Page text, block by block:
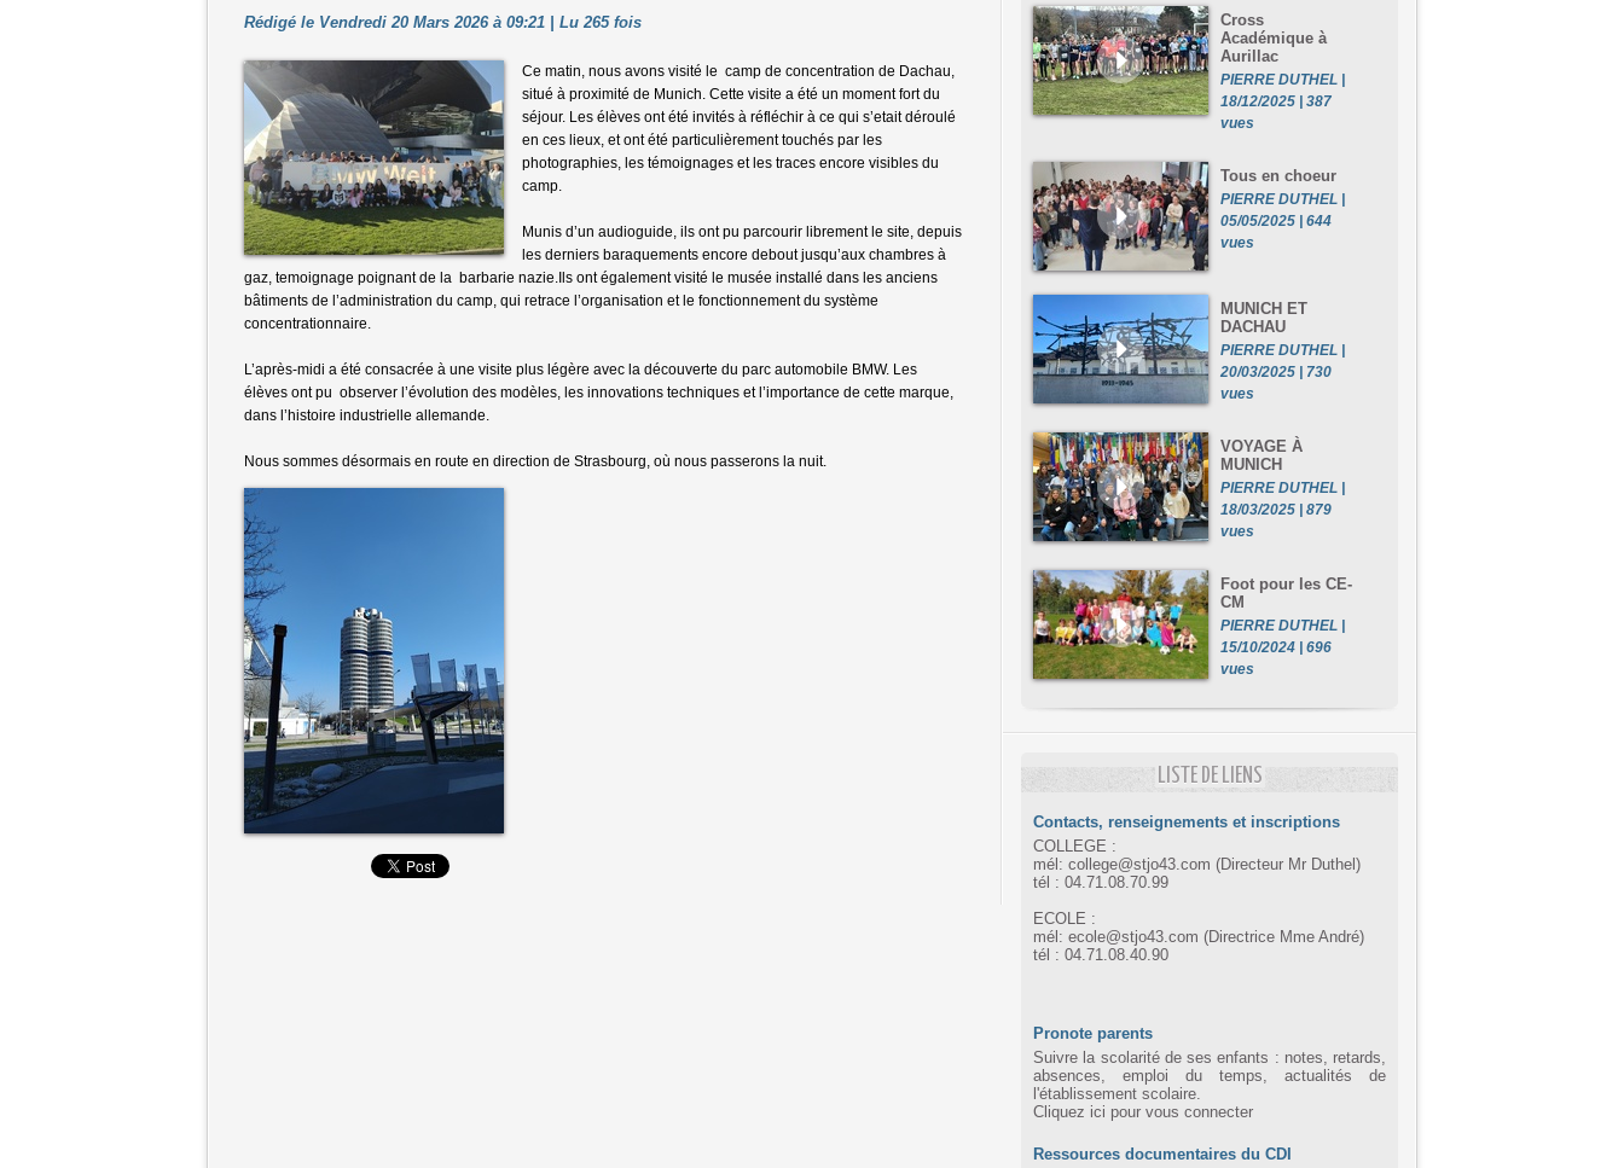
Rédigé le Vendredi 20 Mars 2026 à 09:21 | Lu 265 fois
Ce matin, nous avons visité le camp de concentration de Dachau,
situé à proximité de Munich. Cette visite a été un moment fort du
séjour. Les élèves ont été invités à réfléchir à ce qui s’etait déroulé
en ces lieux, et ont été particulièrement touchés par les
photographies, les témoignages et les traces encore visibles du
camp.
Munis d’un audioguide, ils ont pu parcourir librement le site, depuis
les derniers baraquements encore debout jusqu’aux chambres à
gaz, temoignage poignant de la barbarie nazie.Ils ont également visité le musée installé dans les anciens
bâtiments de l’administration du camp, qui retrace l’organisation et le fonctionnement du système
concentrationnaire.
L’après-midi a été consacrée à une visite plus légère avec la découverte du parc automobile BMW. Les
élèves ont pu observer l’évolution des modèles, les innovations techniques et l’importance de cette marque,
dans l’histoire industrielle allemande.
Nous sommes désormais en route en direction de Strasbourg, où nous passerons la nuit.
Cross
Académique à
Aurillac
PIERRE DUTHEL |
18/12/2025 | 387
vues
Tous en choeur
PIERRE DUTHEL |
05/05/2025 | 644
vues
MUNICH ET
DACHAU
PIERRE DUTHEL |
20/03/2025 | 730
vues
VOYAGE À
MUNICH
PIERRE DUTHEL |
18/03/2025 | 879
vues
Foot pour les CE-
CM
PIERRE DUTHEL |
15/10/2024 | 696
vues
LISTE DE LIENS
Contacts, renseignements et inscriptions
COLLEGE :
mél: college@stjo43.com (Directeur Mr Duthel)
tél : 04.71.08.70.99
ECOLE :
mél: ecole@stjo43.com (Directrice Mme André)
tél : 04.71.08.40.90
Pronote parents
Suivre la scolarité de ses enfants : notes, retards,
absences, emploi du temps, actualités de
l'établissement scolaire.
Cliquez ici pour vous connecter
Ressources documentaires du CDI